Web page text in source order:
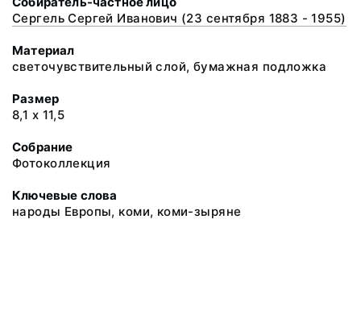
Сергель Сергей Иванович (23 сентября 1883 - 1955)
Материал
светочувствительный слой, бумажная подложка
Размер
8,1 х 11,5
Собрание
Фотоколлекция
Ключевые слова
народы Европы, коми, коми-зыряне